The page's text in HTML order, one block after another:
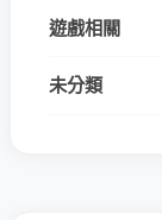
遊戲相關
未分類